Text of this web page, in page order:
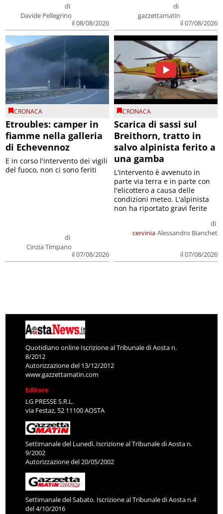
di
Davide Pellegrino
il 08/08/2026
di
gazzettamatin
il 07/08/2026
CRONACA
Etroubles: camper in
fiamme nella galleria
di Echevennoz
di
Cinzia Timpano
il 07/08/2026
E in corso l'intervento dei vigili
del fuoco, non ci sono feriti
CRONACA
Scarica di sassi sul
Breithorn, tratto in
salvo alpinista ferito a
una gamba
cervinia
di
Alessandro Bianchet
il 07/08/2026
L'intervento è avvenuto in
parte via terra e in parte con
l'elicottero a causa delle
condizioni meteo. L'alpinista
non ha riportato gravi ferite
Quotidiano online Iscrizione al Tribunale di Aosta n.
8/2012
Autorizzazione del 13/12/2012
www.gazzettamatin.com
Editore
LG PRESSE S.R.L.
via Festaz, 52 11100 AOSTA
Settimanale del Lunedì. Iscrizione al Tribunale di Aosta n.
9/2002
Autorizzazione del 20/05/2002
Settimanale del Sabato. Iscrizione al Tribunale di Aosta n.4
del 4/10/2016